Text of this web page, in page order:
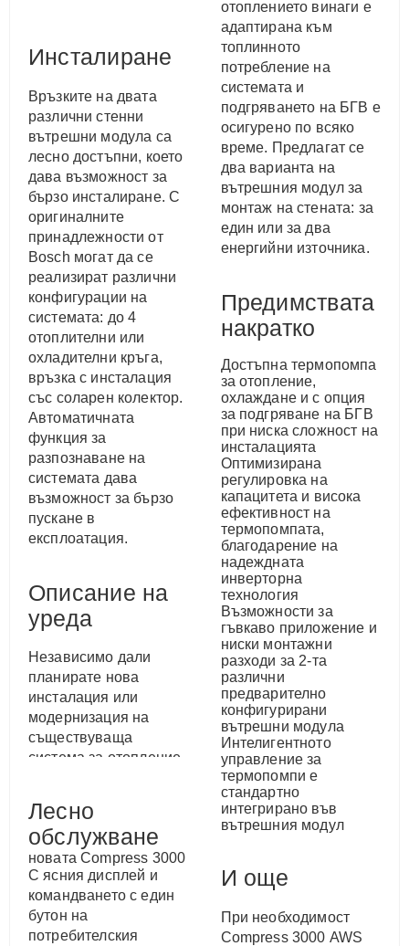
Инсталиране
Връзките на двата
различни стенни
вътрешни модула са
лесно достъпни, което
дава възможност за
бързо инсталиране. С
оригиналните
принадлежности от
Bosch могат да се
реализират различни
конфигурации на
системата: до 4
отоплителни или
охладителни кръга,
връзка с инсталация
със соларен колектор.
Автоматичната
функция за
разпознаване на
системата дава
възможност за бързо
пускане в
експлоатация.
Описание на
уреда
Независимо дали
планирате нова
инсталация или
модернизация на
съществуваща
система за отопление
конвенционалния си
котел с термопомпа,
новата Compress 3000
AWS е подходяща и за
самостоятелни къщи, и
за апартаменти.
Лесно
обслужване
С ясния дисплей и
командването с един
бутон на
потребителския
отоплението винаги е
адаптирана към
топлинното
потребление на
системата и
подгряването на БГВ е
осигурено по всяко
време. Предлагат се
два варианта на
вътрешния модул за
монтаж на стената: за
един или за два
енергийни източника.
Предимствата
накратко
Достъпна термопомпа
за отопление,
oхлаждане и с опция
за подгряване на БГВ
при ниска сложност на
инсталацията
Оптимизирана
регулировка на
капацитета и висока
ефективност на
термопомпата,
благодарение на
надеждната
инверторна
технология
Възможности за
гъвкаво приложение и
ниски монтажни
разходи за 2-та
различни
предварително
конфигурирани
вътрешни модула
Интелигентното
управление за
термопомпи е
стандартно
интегрирано във
вътрешния модул
И още
При необходимост
Compress 3000 AWS